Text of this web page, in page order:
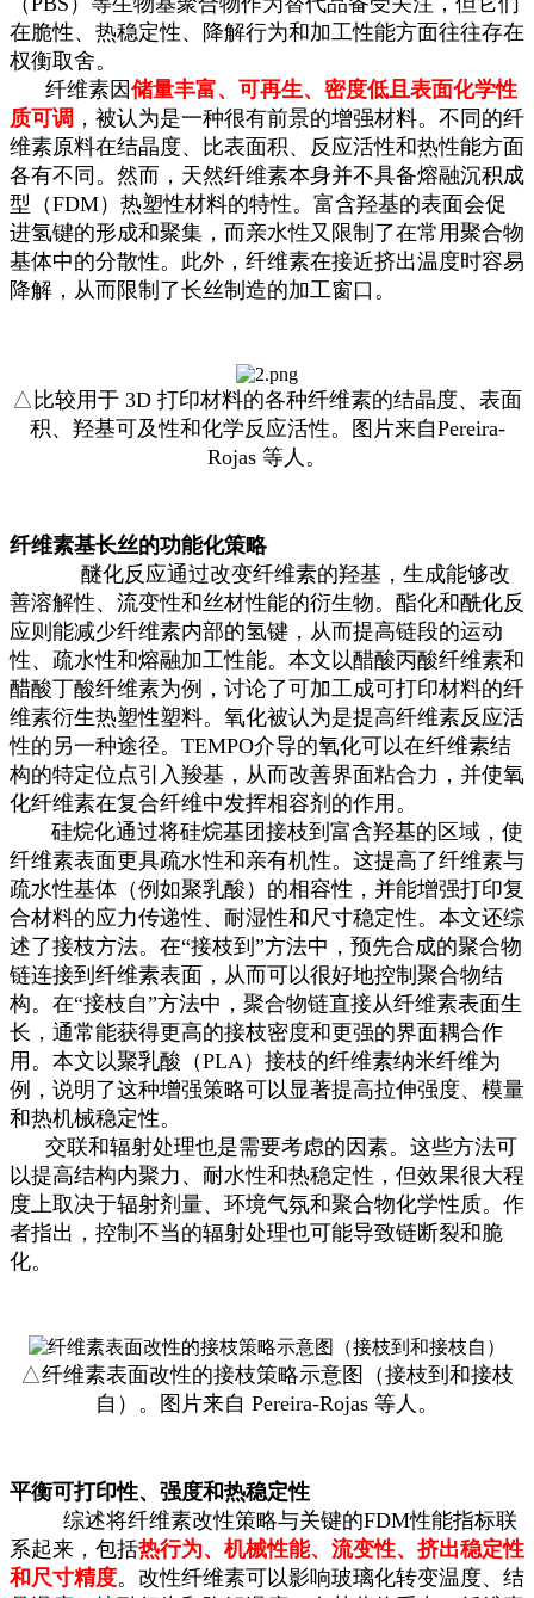
在脆性、热稳定性、降解行为和加工性能方面往往存在
权衡取舍。
纤维素因储量丰富、可再生、密度低且表面化学性
质可调 ，被认为是一种很有前景的增强材料。不同的纤
维素原料在结晶度、比表面积、反应活性和热性能方面
各有不同。然而，天然纤维素本身并不具备熔融沉积成
型（FDM）热塑性材料的特性。富含羟基的表面会促
进氢键的形成和聚集，而亲水性又限制了在常用聚合物
基体中的分散性。此外，纤维素在接近挤出温度时容易
降解，从而限制了长丝制造的加工窗口。
△ 比较用于 3D 打印材料的各种纤维素的结晶度、表面
积、羟基可及性和化学反应活性。图片来自Pereira-
Rojas 等人。
纤维素基长丝的功能化策略
醚化反应通过改变纤维素的羟基，生成能够改
善溶解性、流变性和丝材性能的衍生物。酯化和酰化反
应则能减少纤维素内部的氢键，从而提高链段的运动
性、疏水性和熔融加工性能。本文以醋酸丙酸纤维素和
醋酸丁酸纤维素为例，讨论了可加工成可打印材料的纤
维素衍生热塑性塑料。氧化被认为是提高纤维素反应活
性的另一种途径。TEMPO介导的氧化可以在纤维素结
构的特定位点引入羧基，从而改善界面粘合力，并使氧
化纤维素在复合纤维中发挥相容剂的作用。
硅烷化通过将硅烷基团接枝到富含羟基的区域，使
纤维素表面更具疏水性和亲有机性。这提高了纤维素与
疏水性基体（例如聚乳酸）的相容性，并能增强打印复
合材料的应力传递性、耐湿性和尺寸稳定性。本文还综
述了接枝方法。在“接枝到”方法中，预先合成的聚合物
链连接到纤维素表面，从而可以很好地控制聚合物结
构。在“接枝自”方法中，聚合物链直接从纤维素表面生
长，通常能获得更高的接枝密度和更强的界面耦合作
用。本文以聚乳酸（PLA）接枝的纤维素纳米纤维为
例，说明了这种增强策略可以显著提高拉伸强度、模量
和热机械稳定性。
交联和辐射处理也是需要考虑的因素。这些方法可
以提高结构内聚力、耐水性和热稳定性，但效果很大程
度上取决于辐射剂量、环境气氛和聚合物化学性质。作
者指出，控制不当的辐射处理也可能导致链断裂和脆
化。
△纤维素表面改性的接枝策略示意图（接枝到和接枝
自）。图片来自 Pereira-Rojas 等人。
平衡可打印性、强度和热稳定性
综述将纤维素改性策略与关键的FDM性能指标联
系起来，包括热行为、机械性能、流变性、挤出稳定性
和尺寸精度。改性纤维素可以影响玻璃化转变温度、结